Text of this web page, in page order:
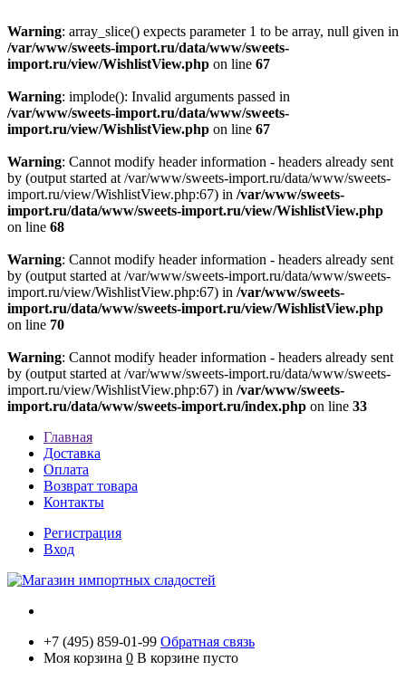
Warning: array_slice() expects parameter 1 to be array, null given in
/var/www/sweets-import.ru/data/www/sweets-
import.ru/view/WishlistView.php on line 67
Warning: implode(): Invalid arguments passed in
/var/www/sweets-import.ru/data/www/sweets-
import.ru/view/WishlistView.php on line 67
Warning: Cannot modify header information - headers already sent
by (output started at /var/www/sweets-import.ru/data/www/sweets-
import.ru/view/WishlistView.php:67) in /var/www/sweets-
import.ru/data/www/sweets-import.ru/view/WishlistView.php
on line 68
Warning: Cannot modify header information - headers already sent
by (output started at /var/www/sweets-import.ru/data/www/sweets-
import.ru/view/WishlistView.php:67) in /var/www/sweets-
import.ru/data/www/sweets-import.ru/view/WishlistView.php
on line 70
Warning: Cannot modify header information - headers already sent
by (output started at /var/www/sweets-import.ru/data/www/sweets-
import.ru/view/WishlistView.php:67) in /var/www/sweets-
import.ru/data/www/sweets-import.ru/index.php on line 33
Главная
Доставка
Оплата
Возврат товара
Контакты
Регистрация
Вход
+7 (495) 859-01-99 Обратная связь
Моя корзина 0 В корзине пусто